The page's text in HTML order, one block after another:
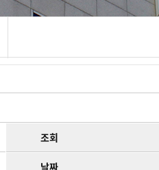
조회
날짜